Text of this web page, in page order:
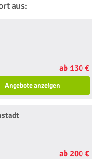
aus:
ab 130 €
Angebote anzeigen
ab 200 €